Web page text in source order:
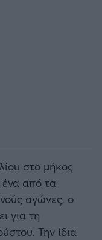
στο μήκος
από τα
αγώνες, ο
για τη
Την ίδια